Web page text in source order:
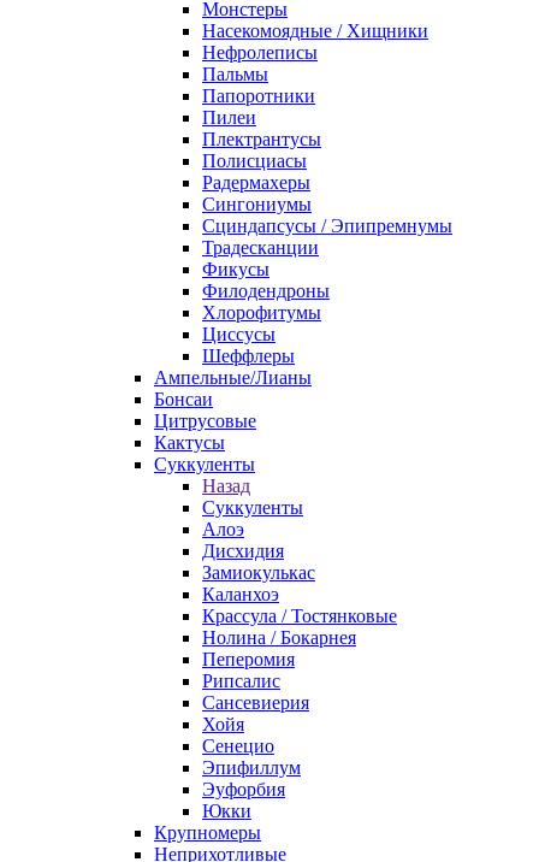
Монстеры
Насекомоядные / Хищники
Нефролеписы
Пальмы
Папоротники
Пилеи
Плектрантусы
Полисциасы
Радермахеры
Сингониумы
Сциндапсусы / Эпипремнумы
Традесканции
Фикусы
Филодендроны
Хлорофитумы
Циссусы
Шеффлеры
Ампельные/Лианы
Бонсаи
Цитрусовые
Кактусы
Суккуленты
Назад
Суккуленты
Алоэ
Дисхидия
Замиокулькас
Каланхоэ
Крассула / Тостянковые
Нолина / Бокарнея
Пеперомия
Рипсалис
Сансевиерия
Хойя
Сенецио
Эпифиллум
Эуфорбия
Юкки
Крупномеры
Неприхотливые